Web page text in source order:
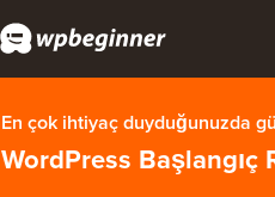
En çok ihtiyaç duyduğunuzda
WordPress Başlangıç